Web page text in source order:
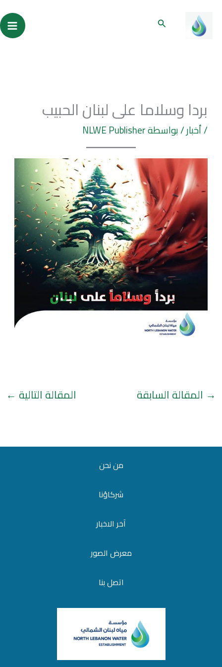
المحتوى
البحث
بردا وسلاما على لبنان الحبيب
/أخبار/ بواسطةNLWE Publisher
→ المقالة السابقة المقالة التالية ←
من نحن
شركاؤنا
آخر الاخبار
معرض الصور
اتصل بنا